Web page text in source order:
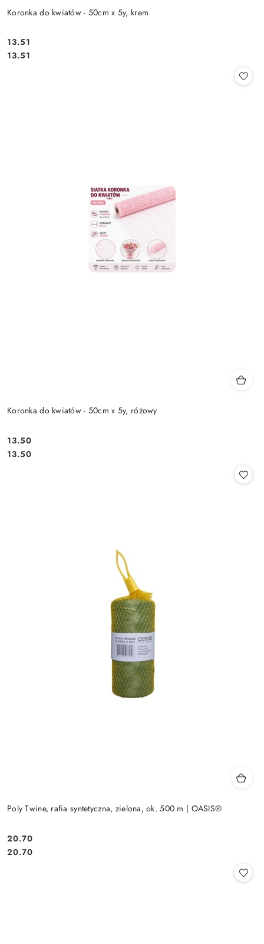
Koronka do kwiatów - 50cm x 5y, krem
Cena:
13.51
Cena:
13.51
Koronka do kwiatów - 50cm x 5y, różowy
Cena:
13.50
Cena:
13.50
Poly Twine, rafia syntetyczna, zielona, ok. 500 m | OASIS®
Cena:
20.70
Cena:
20.70